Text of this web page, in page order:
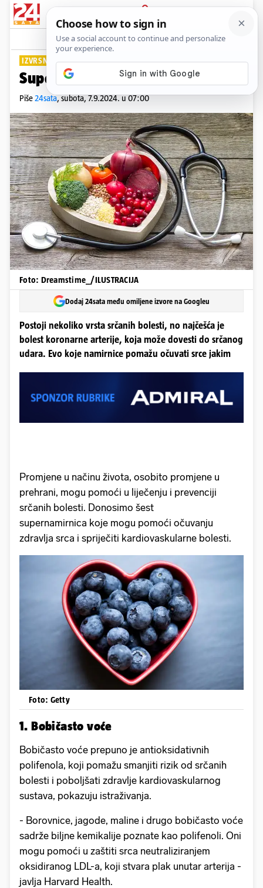
PRIJAVA
Lifestyle Komentari
IZVRSNA SVOJSTVA
Supernamirnice za zdravo srce
Piše24sata,subota, 7.9.2024. u 07:00
Foto: Dreamstime_/ILUSTRACIJA
Dodaj 24sata među omiljene izvore na Googleu
Postoji nekoliko vrsta srčanih bolesti, no najčešća je
bolest koronarne arterije, koja može dovesti do srčanog
udara. Evo koje namirnice pomažu očuvati srce jakim
Promjene u načinu života, osobito promjene u
prehrani, mogu pomoći u liječenju i prevenciji
srčanih bolesti. Donosimo šest
supernamirnica koje mogu pomoći očuvanju
zdravlja srca i spriječiti kardiovaskularne bolesti.
Foto: Getty
1. Bobičasto voće
Bobičasto voće prepuno je antioksidativnih
polifenola, koji pomažu smanjiti rizik od srčanih
bolesti i poboljšati zdravlje kardiovaskularnog
sustava, pokazuju istraživanja.
- Borovnice, jagode, maline i drugo bobičasto voće
sadrže biljne kemikalije poznate kao polifenoli. Oni
mogu pomoći u zaštiti srca neutraliziranjem
oksidiranog LDL-a, koji stvara plak unutar arterija -
javlja Harvard Health.